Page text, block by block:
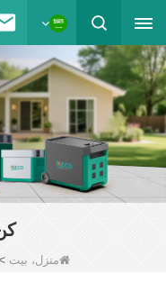
منزل، بيت